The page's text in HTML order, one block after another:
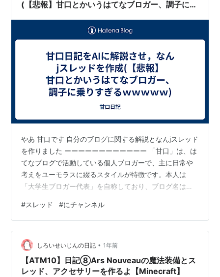
テンプレの基本 5chの広大な海か…
(【悲報】甘口とかいうはてなブロガー、調子に乗
やあ 甘口です 自分のブログに関する解説となんjスレッド
を作りました ーーーーーーーーーーーー 「甘口」は、は
てなブログで活動している個人ブロガーで、主に日常や
考えをユーモラスに綴るスタイルが特徴です。本人は
「大学生ブロガー代表」を自称しており、ブログ名は
が中心。映画やドキュメンタリー、旅行、食事など幅広
いテーマを扱う。 文体：「ワイ」など関西弁風の一人称
を使うなど、軽妙で親しみやすい語り口。 テーマ性：ブ
ログを通じて「人格が吸い取られる」など、自己言及的
でメタなネタも多い。 対象読者：同世代の学生や、ゆる
い読み物を好む層。 ブログの特徴的…
#スレッド #にチャンネル
しろいせいじんの日記 • 1年前
【ATM10】日記⑧Ars Nouveauの魔法装備とス
レッド、アクセサリーを作るよ【Minecraft】